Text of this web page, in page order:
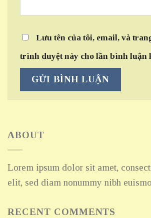
Lưu tên của tôi, email, và
trình duyệt này cho lần bình luận
ABOUT
Lorem ipsum dolor sit amet,
elit, sed diam nonummy nibh
RECENT COMMENTS